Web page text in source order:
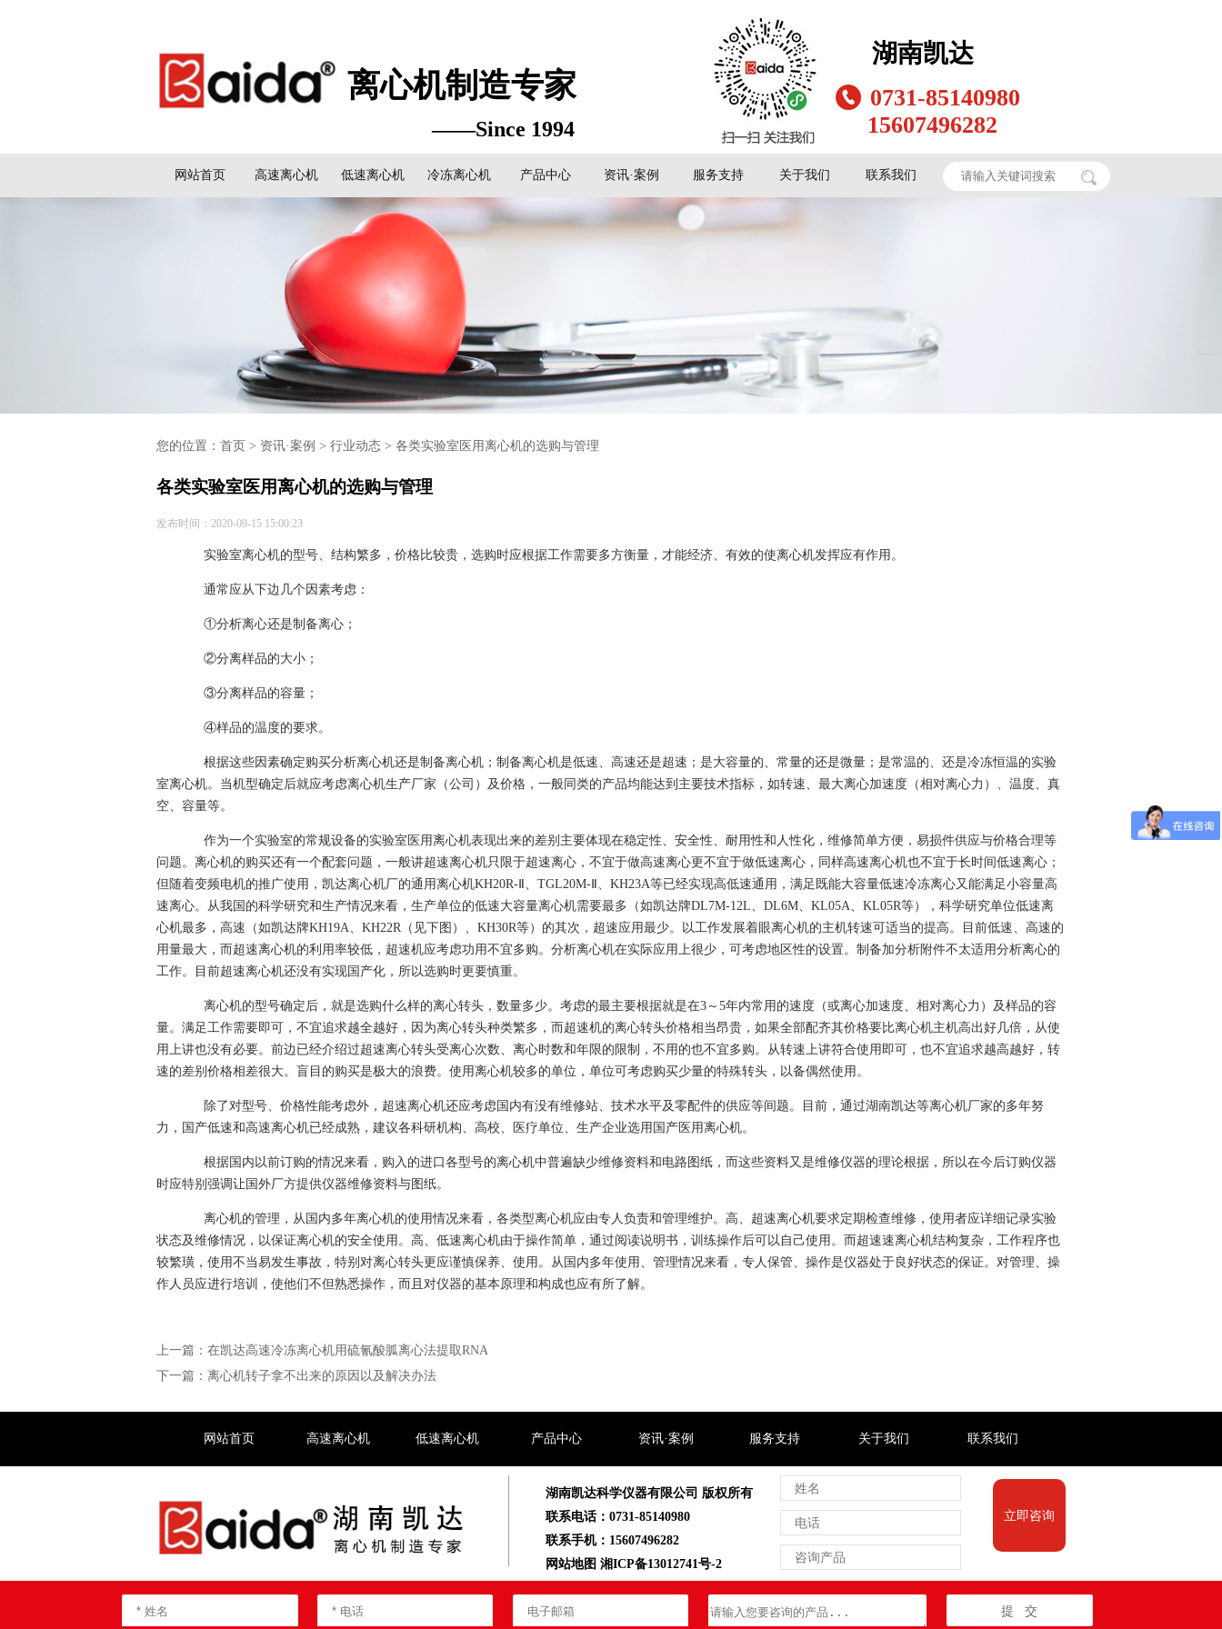
离心机制造专家
——Since 1994
湖南凯达
0731-85140980
15607496282
网站首页 高速离心机 低速离心机 冷冻离心机 产品中心 资讯·案例 服务支持 关于我们 联系我们
您的位置： 首页 > 资讯·案例 > 行业动态 > 各类实验室医用离心机的选购与管理
各类实验室医用离心机的选购与管理
发布时间：2020-09-15 15:00:23
实验室离心机的型号、结构繁多，价格比较贵，选购时应根据工作需要多方衡量，才能经济、有效的使离心机发挥应有作用。
通常应从下边几个因素考虑：
①分析离心还是制备离心；
②分离样品的大小；
③分离样品的容量；
④样品的温度的要求。
根据这些因素确定购买分析离心机还是制备离心机；制备离心机是低速、高速还是超速；是大容量的、常量的还是微量；是常温的、还是冷冻恒温的实验
室离心机。当机型确定后就应考虑离心机生产厂家（公司）及价格，一般同类的产品均能达到主要技术指标，如转速、最大离心加速度（相对离心力）、温度、真
空、容量等。
作为一个实验室的常规设备的实验室医用离心机表现出来的差别主要体现在稳定性、安全性、耐用性和人性化，维修简单方便，易损件供应与价格合理等
问题。离心机的购买还有一个配套问题，一般讲超速离心机只限于超速离心，不宜于做高速离心更不宜于做低速离心，同样高速离心机也不宜于长时间低速离心；
但随着变频电机的推广使用，凯达离心机厂的通用离心机KH20R-Ⅱ、TGL20M-Ⅱ、KH23A等已经实现高低速通用，满足既能大容量低速冷冻离心又能满足小容量高
速离心。从我国的科学研究和生产情况来看，生产单位的低速大容量离心机需要最多（如凯达牌DL7M-12L、DL6M、KL05A、KL05R等），科学研究单位低速离
心机最多，高速（如凯达牌KH19A、KH22R（见下图）、KH30R等）的其次，超速应用最少。以工作发展着眼离心机的主机转速可适当的提高。目前低速、高速的
用量最大，而超速离心机的利用率较低，超速机应考虑功用不宜多购。分析离心机在实际应用上很少，可考虑地区性的设置。制备加分析附件不太适用分析离心的
工作。目前超速离心机还没有实现国产化，所以选购时更要慎重。
离心机的型号确定后，就是选购什么样的离心转头，数量多少。考虑的最主要根据就是在3～5年内常用的速度（或离心加速度、相对离心力）及样品的容
量。满足工作需要即可，不宜追求越全越好，因为离心转头种类繁多，而超速机的离心转头价格相当昂贵，如果全部配齐其价格要比离心机主机高出好几倍，从使
用上讲也没有必要。前边已经介绍过超速离心转头受离心次数、离心时数和年限的限制，不用的也不宜多购。从转速上讲符合使用即可，也不宜追求越高越好，转
速的差别价格相差很大。盲目的购买是极大的浪费。使用离心机较多的单位，单位可考虑购买少量的特殊转头，以备偶然使用。
除了对型号、价格性能考虑外，超速离心机还应考虑国内有没有维修站、技术水平及零配件的供应等间题。目前，通过湖南凯达等离心机厂家的多年努
力，国产低速和高速离心机已经成熟，建议各科研机构、高校、医疗单位、生产企业选用国产医用离心机。
根据国内以前订购的情况来看，购入的进口各型号的离心机中普遍缺少维修资料和电路图纸，而这些资料又是维修仪器的理论根据，所以在今后订购仪器
时应特别强调让国外厂方提供仪器维修资料与图纸。
离心机的管理，从国内多年离心机的使用情况来看，各类型离心机应由专人负责和管理维护。高、超速离心机要求定期检查维修，使用者应详细记录实验
状态及维修情况，以保证离心机的安全使用。高、低速离心机由于操作简单，通过阅读说明书，训练操作后可以自己使用。而超速速离心机结构复杂，工作程序也
较繁璜，使用不当易发生事故，特别对离心转头更应谨慎保养、使用。从国内多年使用、管理情况来看，专人保管、操作是仪器处于良好状态的保证。对管理、操
作人员应进行培训，使他们不但熟悉操作，而且对仪器的基本原理和构成也应有所了解。
上一篇： 在凯达高速冷冻离心机用硫氰酸胍离心法提取RNA
下一篇： 离心机转子拿不出来的原因以及解决办法
网站首页 高速离心机 低速离心机 产品中心 资讯·案例 服务支持 关于我们 联系我们
湖南凯达科学仪器有限公司 版权所有
联系电话：0731-85140980
联系手机：15607496282
网站地图 湘ICP备13012741号-2
立即咨询